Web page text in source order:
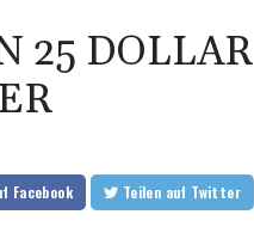
25 DOLLAR
Facebook Teilen auf Twitter